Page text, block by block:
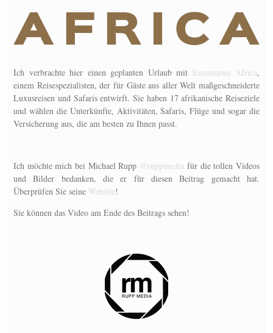
Ich verbrachte hier einen geplanten Urlaub mit Encompass Africa,
einem Reisespezialisten, der für Gäste aus aller Welt maßgeschneiderte
Luxusreisen und Safaris entwirft. Sie haben 17 afrikanische Reiseziele
und wählen die Unterkünfte, Aktivitäten, Safaris, Flüge und sogar die
Versicherung aus, die am besten zu Ihnen passt.
Ich möchte mich bei Michael Rupp @ruppmedia für die tollen Videos
und Bilder bedanken, die er für diesen Beitrag gemacht hat.
Überprüfen Sie seine Website!
Sie können das Video am Ende des Beitrags sehen!